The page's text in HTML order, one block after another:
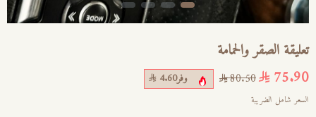
تعليقة الصقر والحمامة
75.90
80.50 وفر4.60
السعر شامل الضريبة